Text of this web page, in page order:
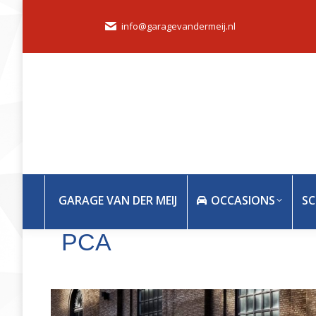
info@garagevandermeij.nl
GARAGE VAN DER MEIJ OCCASIONS
PCA
GARAGE VAN DER MEIJ